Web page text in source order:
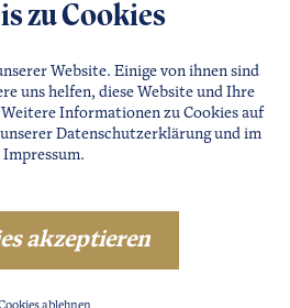
zu Cookies
Website. Einige von ihnen sind
uns helfen, diese Website und Ihre
Informationen zu Cookies auf
Datenschutzerklärungund im
Impressum.
akzeptieren